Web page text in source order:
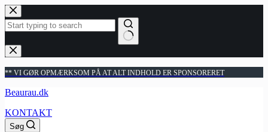
Fortsæt
til
indhold
Ingen
resultater
** VI GØR OPMÆRKSOM PÅ AT ALT INDHOLD ER SPONSORERET
Beaurau.dk
KONTAKT
Søg